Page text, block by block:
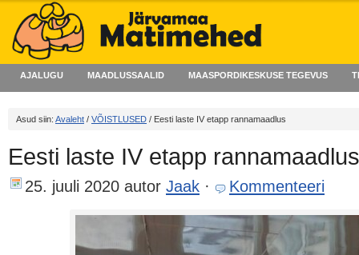
AJALUGU MAADLUSSAALID MAASPORDIKESKUSE TEGEVUS
Asud siin: Avaleht / VÕISTLUSED / Eesti laste IV etapp rannamaadlus
Eesti laste IV etapp rannamaadlus
25. juuli 2020 autor Jaak · Kommenteeri